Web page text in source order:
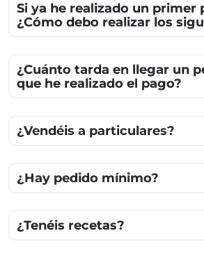
Si ya he realizado un primer
¿Cómo debo realizar los
¿Cuánto tarda en llegar un
que he realizado el pago?
¿Vendéis a particulares?
¿Hay pedido mínimo?
¿Tenéis recetas?